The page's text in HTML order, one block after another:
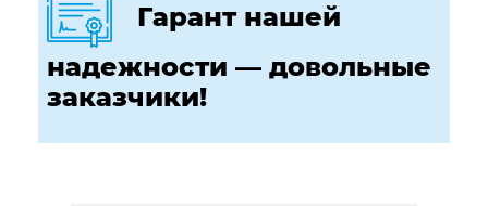
Гарант нашей
надежности — довольные
заказчики!